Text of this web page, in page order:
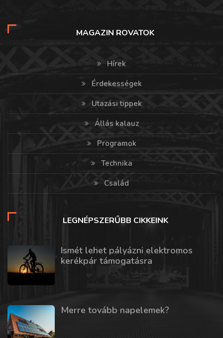
MAGAZIN ROVATOK
Hírek
Érdekességek
Utazási tippek
Állás kalauz
Programok
Technika
Család
LEGNÉPSZERŰBB CIKKEINK
Ismét lehet pályázni elektromos
kerékpár támogatásra
Merre tovább napelemek?